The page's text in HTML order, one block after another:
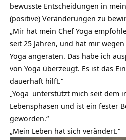
bewusste Entscheidungen in
(positive) Veränderungen zu
„Mir hat mein Chef Yoga
seit 25 Jahren, und hat mir wegen
Yoga angeraten. Das habe ich
von Yoga überzeugt. Es ist das
dauerhaft hilft.“
Yoga unterstützt mich seit dem
Lebensphasen und ist ein fester
geworden.“
„Mein Leben hat sich verändert.“